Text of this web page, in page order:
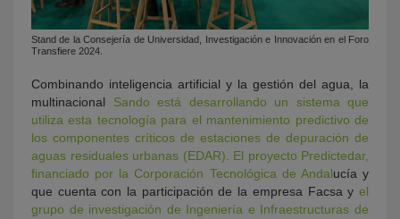
Stand de la Consejería de Universidad, Investigación e Innovación en el Foro
Transfiere 2024.
Combinando inteligencia artificial y la gestión del agua, la
multinacional Sando está desarrollando un sistema que
utiliza esta tecnología para el mantenimiento predictivo de
los componentes críticos de estaciones de depuración de
aguas residuales urbanas (EDAR). El proyecto Predictedar,
financiado por la Corporación Tecnológica de Andalucía y
que cuenta con la participación de la empresa Facsa y el
grupo de investigación de Ingeniería e Infraestructuras de